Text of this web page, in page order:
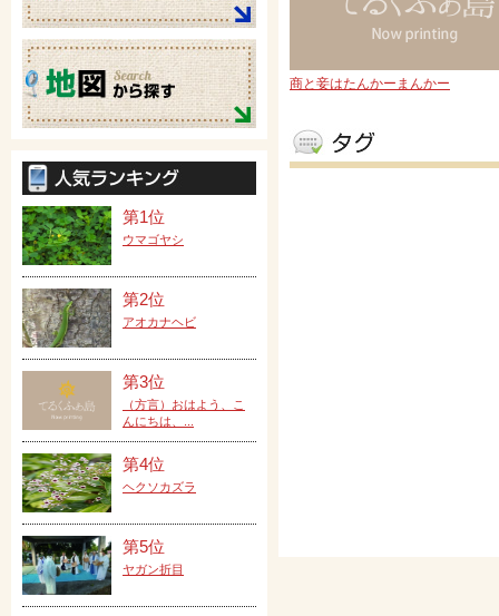
商と妾はたんかーまんかー
第1位
ウマゴヤシ
第2位
アオカナヘビ
第3位
（方言）おはよう、こ
んにちは、...
第4位
ヘクソカズラ
第5位
ヤガン折目